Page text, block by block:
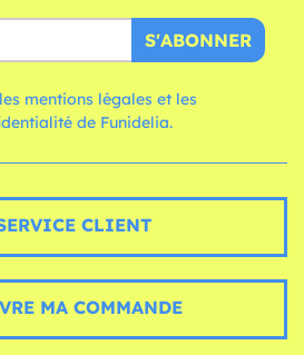
S'ABONNER
mentions légales et les
de Funidelia.
CLIENT
MA COMMANDE